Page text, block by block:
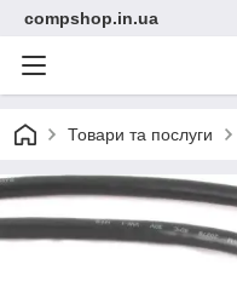
compshop.in.ua
Товари та послуги